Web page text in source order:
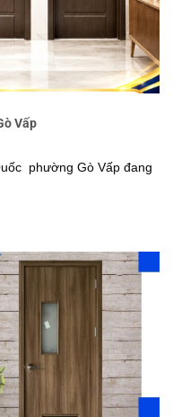
Vấp
phường Gò Vấp đang